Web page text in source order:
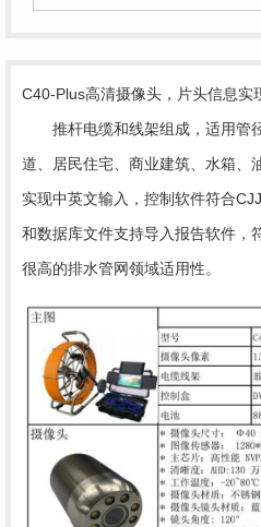
C40-Plus高清摄像头，片头信息实
推杆电缆和线架组成，适用管
道、居民住宅、商业建筑、水箱、
实现中英文输入，控制软件符合
和数据库文件支持导入报告软件，
很高的排水管网领域适用性。